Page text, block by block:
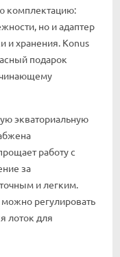
комплектацию:
но и адаптер
и хранения. Konus
подарок
экваториальную
работу с
за
и легким.
регулировать
лоток для